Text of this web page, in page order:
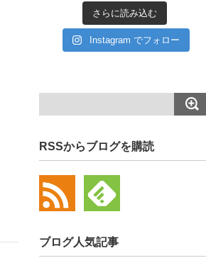
さらに読み込む
Instagram でフォロー
RSSからブログを購読
ブログ人気記事